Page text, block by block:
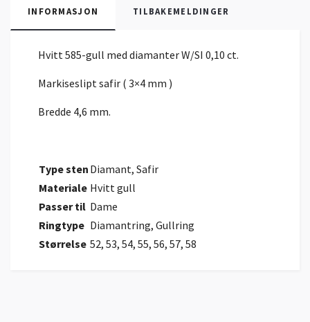
INFORMASJON TILBAKEMELDINGER
Hvitt 585-gull med diamanter W/SI 0,10 ct.
Markiseslipt safir ( 3×4 mm )
Bredde 4,6 mm.
Type sten Diamant, Safir
Materiale Hvitt gull
Passer til Dame
Ringtype Diamantring, Gullring
Størrelse 52, 53, 54, 55, 56, 57, 58